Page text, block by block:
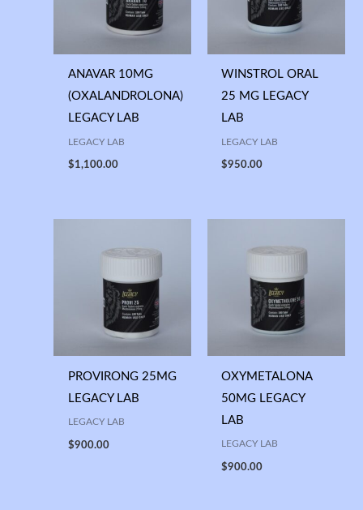
ANAVAR 10MG
(OXALANDROLONA)
LEGACY LAB
LEGACY LAB
$1,100.00
WINSTROL ORAL
25 MG LEGACY
LAB
LEGACY LAB
$950.00
PROVIRONG 25MG
LEGACY LAB
LEGACY LAB
$900.00
OXYMETALONA
50MG LEGACY
LAB
LEGACY LAB
$900.00